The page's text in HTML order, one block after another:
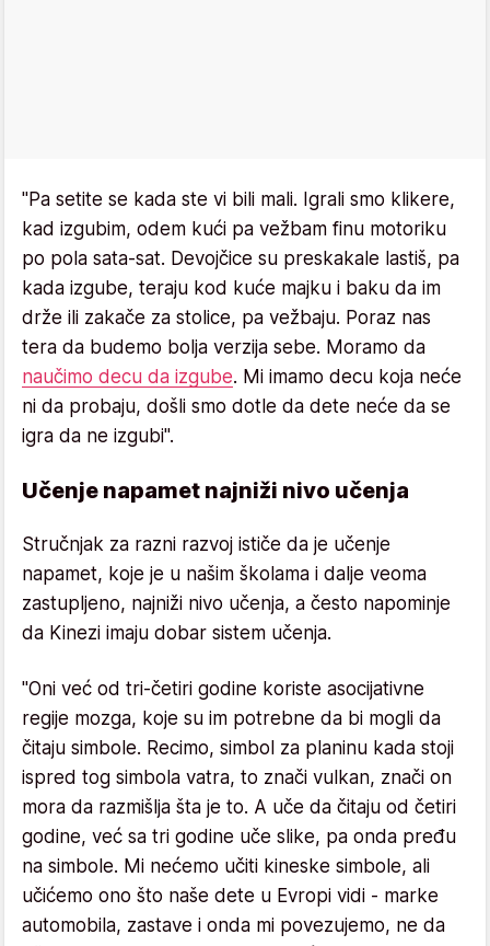
"Pa setite se kada ste vi bili mali. Igrali smo klikere,
kad izgubim, odem kući pa vežbam finu motoriku
po pola sata-sat. Devojčice su preskakale lastiš, pa
kada izgube, teraju kod kuće majku i baku da im
drže ili zakače za stolice, pa vežbaju. Poraz nas
tera da budemo bolja verzija sebe. Moramo da
naučimo decu da izgube. Mi imamo decu koja neće
ni da probaju, došli smo dotle da dete neće da se
igra da ne izgubi".
Učenje napamet najniži nivo učenja
Stručnjak za razni razvoj ističe da je učenje
napamet, koje je u našim školama i dalje veoma
zastupljeno, najniži nivo učenja, a često napominje
da Kinezi imaju dobar sistem učenja.
"Oni već od tri-četiri godine koriste asocijativne
regije mozga, koje su im potrebne da bi mogli da
čitaju simbole. Recimo, simbol za planinu kada stoji
ispred tog simbola vatra, to znači vulkan, znači on
mora da razmišlja šta je to. A uče da čitaju od četiri
godine, već sa tri godine uče slike, pa onda pređu
na simbole. Mi nećemo učiti kineske simbole, ali
učićemo ono što naše dete u Evropi vidi - marke
automobila, zastave i onda mi povezujemo, ne da